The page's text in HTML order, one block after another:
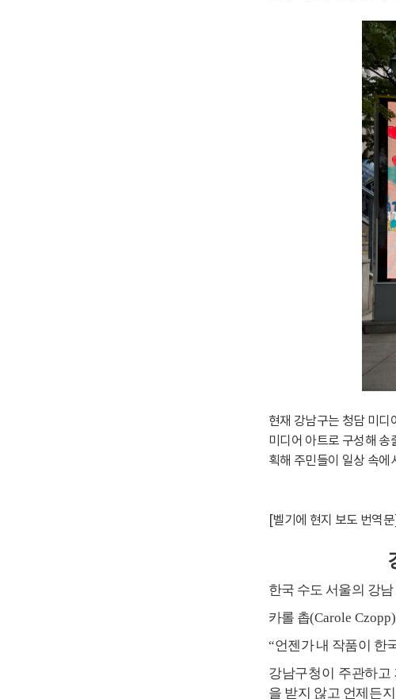
현재 강남구는 청담 미디
미디어 아트로 구성해 송
획해 주민들이 일상 속에
[벨기에 현지 보도 번역
한국 수도 서울의 강
카롤 촙(Carole Czopp)
“언젠가 내 작품이 한
강남구청이 주관하
을 받지 않고 언제든